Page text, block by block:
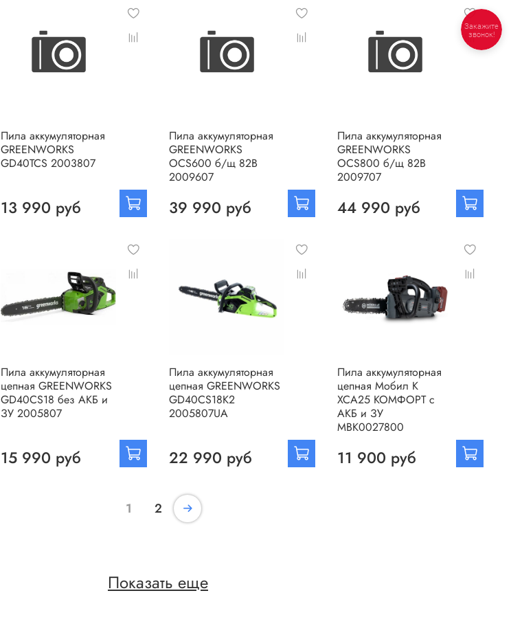
Пила аккумуляторная
GREENWORKS
GD40TCS 2003807
13 990 руб
Пила аккумуляторная
GREENWORKS
OCS600 б/щ 82В
2009607
39 990 руб
Пила аккумуляторная
GREENWORKS
OCS800 б/щ 82В
2009707
44 990 руб
Пила аккумуляторная
цепная GREENWORKS
GD40CS18 без АКБ и
ЗУ 2005807
15 990 руб
Пила аккумуляторная
цепная GREENWORKS
GD40CS18К2
2005807UA
22 990 руб
Пила аккумуляторная
цепная Мобил К
ХСА25 КОМФОРТ с
АКБ и ЗУ
МВК0027800
11 900 руб
1 2
Показать еще
Закажите
звонок!